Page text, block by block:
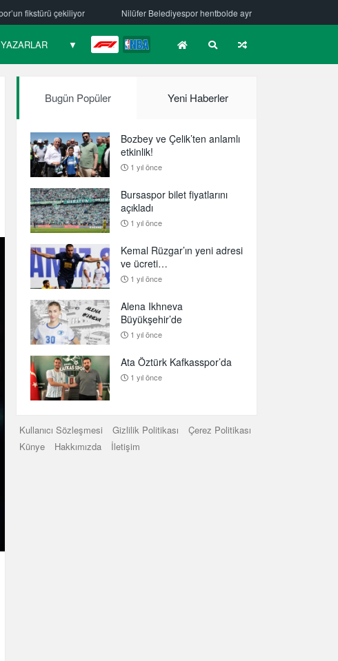
Nilüfer Belediyespor hentbolde ayrılık Mehmet Güzelsöz’den mesaj var!
YAZARLAR ▼ F1 NBA
Bugün Popüler Yeni Haberler
Bozbey ve Çelik’ten anlamlı
etkinlik!
1 yıl önce
Bursaspor bilet fiyatlarını
açıkladı
1 yıl önce
Kemal Rüzgar’ın yeni adresi
ve ücreti…
1 yıl önce
Alena Ikhneva
Büyükşehir’de
1 yıl önce
Ata Öztürk Kafkasspor’da
1 yıl önce
Kullanıcı Sözleşmesi Gizlilik Politikası
Çerez Politikası
Künye
Hakkımızda İletişim